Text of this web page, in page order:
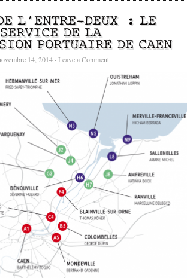
L’ENTRE-DEUX : LE
DE LA
PORTUAIRE DE CAEN
14, 2014 · Leave a Comment